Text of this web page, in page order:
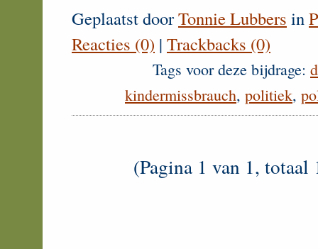
Geplaatst doorTonnie Lubbers in
Reacties (0) | Trackbacks (0)
Tags voor deze bijdrage:
kindermissbrauch, politiek,
(Pagina 1 van 1,